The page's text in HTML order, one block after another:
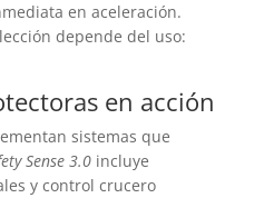
en aceleración.
depende del uso:
en acción
sistemas que
Sense 3.0incluye
y control crucero